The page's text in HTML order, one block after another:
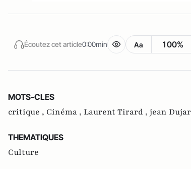
Écoutez cet article0:00min Aa 100%
MOTS-CLES
critique , Cinéma , Laurent Tirard , jean
THEMATIQUES
Culture